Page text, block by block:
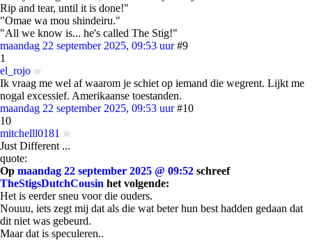
Rip and tear, until it is done!"
"Omae wa mou shindeiru."
"All we know is... he's called The Stig!"
maandag 22 september 2025, 09:53 uur #9
1
el_rojo
Ik vraag me wel af waarom je schiet op iemand die wegrent. Lijkt me
nogal excessief. Amerikaanse toestanden.
maandag 22 september 2025, 09:53 uur #10
10
mitchelll0181
Just Different ...
quote:
Op maandag 22 september 2025 @ 09:52 schreef
TheStigsDutchCousin het volgende:
Het is eerder sneu voor die ouders.
Nouuu, iets zegt mij dat als die wat beter hun best hadden gedaan dat
dit niet was gebeurd.
Maar dat is speculeren..